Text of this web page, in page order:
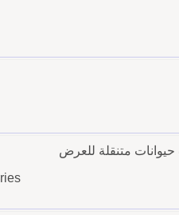
متنقلة للعرض